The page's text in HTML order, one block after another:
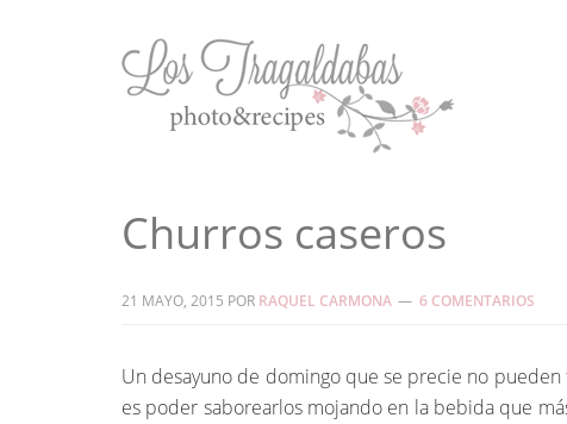
Churros caseros
21 MAYO, 2015 POR RAQUEL CARMONA 6 COMENTARIOS
Un desayuno de domingo que se precie no
es poder saborearlos mojando en la bebida que